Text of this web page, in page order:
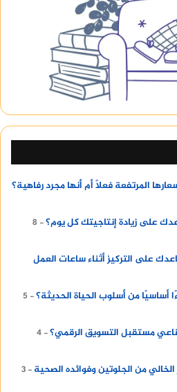
المرتفعة فعلًا أم أنها مجرد رفاهية؟
على زيادة إنتاجيتك كل يوم؟
8
على التركيز أثناء ساعات العمل
أساسيًا من أسلوب الحياة الحديثة؟
5
مستقبل التسويق الرقمي؟ 4
من الجلوتين وفوائده الصحية
3